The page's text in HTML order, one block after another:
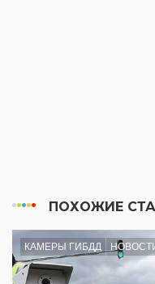
ПОХОЖИЕ
КАМЕРЫ ГИБДД